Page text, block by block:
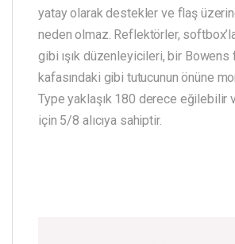
yatay olarak destekler ve flaş
neden olmaz. Reflektörler,
gibi ışık düzenleyicileri, bir Bowens
kafasındaki gibi tutucunun önüne
Type yaklaşık 180 derece eğilebilir
için 5/8 alıcıya sahiptir.